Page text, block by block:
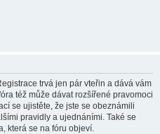
trvá jen pár vteřin a dává vám
též může dávat rozšířené pravomoci
se ujistěte, že jste se obeznámili
pravidly a ujednáními. Také se
která se na fóru objeví.